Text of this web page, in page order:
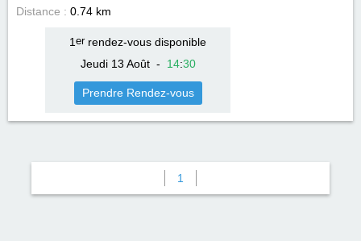
Distance : 0.74 km
1 errendez-vous disponible
Jeudi 13 Août- 14:30
Prendre Rendez-vous
1